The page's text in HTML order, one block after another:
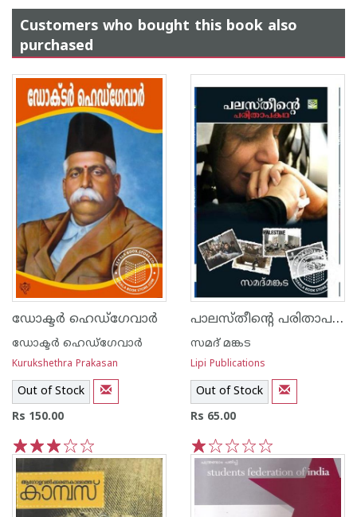
Customers who bought this book also
purchased
ഡോക്ടര്‍ ഹെഡ്ഗേവാര്‍
ഡോക്ടര്‍ ഹെഡ്ഗേവാര്‍
Kurukshethra Prakasan
Out of Stock
Rs 150.00
5
4
3
2
1
പാലസ്തീന്റെ പരിതാപകഥ
സമദ് മങ്കട
Lipi Publications
Out of Stock
Rs 65.00
5
4
3
2
1